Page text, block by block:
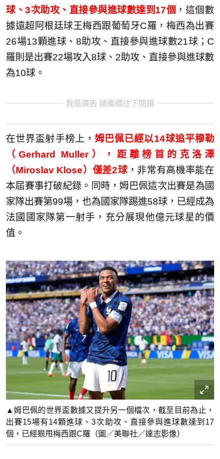
球、3次助攻、直接參與進球數達到17個 ，這個數
據遠超阿根廷球王梅西跟葡萄牙C羅，梅西為出賽
26場13顆進球、8助攻、直接參與進球數21球；C
羅則是出賽22場攻入8球、2助攻、直接參與進球數
為10球。
我是廣告 請繼續往下閱讀
在世界盃射手榜上， 姆巴佩已經以14球追平穆勒
（Gerhard Muller），距離榜首的克洛澤
（Miroslav Klose）僅差2球，非常有高機率能在
本屆賽事打破紀錄。同時，姆巴佩這次出賽是為國
家隊出賽第99場，也為國家隊踢進58球，已經成為
法國國家隊第一射手，充分展現他億元球星的價
值。
▲姆巴佩的世界盃數據又提升另一個檔次，截至目前為止，
出賽15場有14顆進球、3次助攻、直接參與進球數達到17
個，已經狠甩梅西跟C羅（圖／美聯社／達志影像）